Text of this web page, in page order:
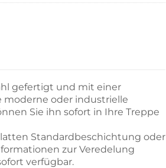
gefertigt und mit einer
moderne oder industrielle
Sie ihn sofort in Ihre Treppe
Standardbeschichtung oder
zur Veredelung
verfügbar.